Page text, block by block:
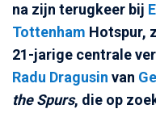
na zijn terugkeer bij
Tottenham Hotspur,
21-jarige centrale
Radu Dragusin van
the Spurs, die op